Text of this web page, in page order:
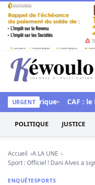
Aller au contenu
Kéwoulo, le premier
URGENT
historique CAF : le
POLITIQUE JUSTICE
Accueil
A LA UNE
Sport : Officiel ! Dani Alves a
ENQUÊTESPORTS